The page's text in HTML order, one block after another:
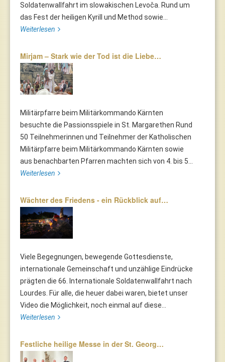
Soldatenwallfahrt im slowakischen Levoča. Rund um
das Fest der heiligen Kyrill und Method sowie...
Weiterlesen
Mirjam – Stark wie der Tod ist die Liebe…
Militärpfarre beim Militärkommando Kärnten
besuchte die Passionsspiele in St. Margarethen Rund
50 Teilnehmerinnen und Teilnehmer der Katholischen
Militärpfarre beim Militärkommando Kärnten sowie
aus benachbarten Pfarren machten sich von 4. bis 5...
Weiterlesen
Wächter des Friedens - ein Rückblick auf…
Viele Begegnungen, bewegende Gottesdienste,
internationale Gemeinschaft und unzählige Eindrücke
prägten die 66. Internationale Soldatenwallfahrt nach
Lourdes. Für alle, die heuer dabei waren, bietet unser
Video die Möglichkeit, noch einmal auf diese...
Weiterlesen
Festliche heilige Messe in der St. Georg…